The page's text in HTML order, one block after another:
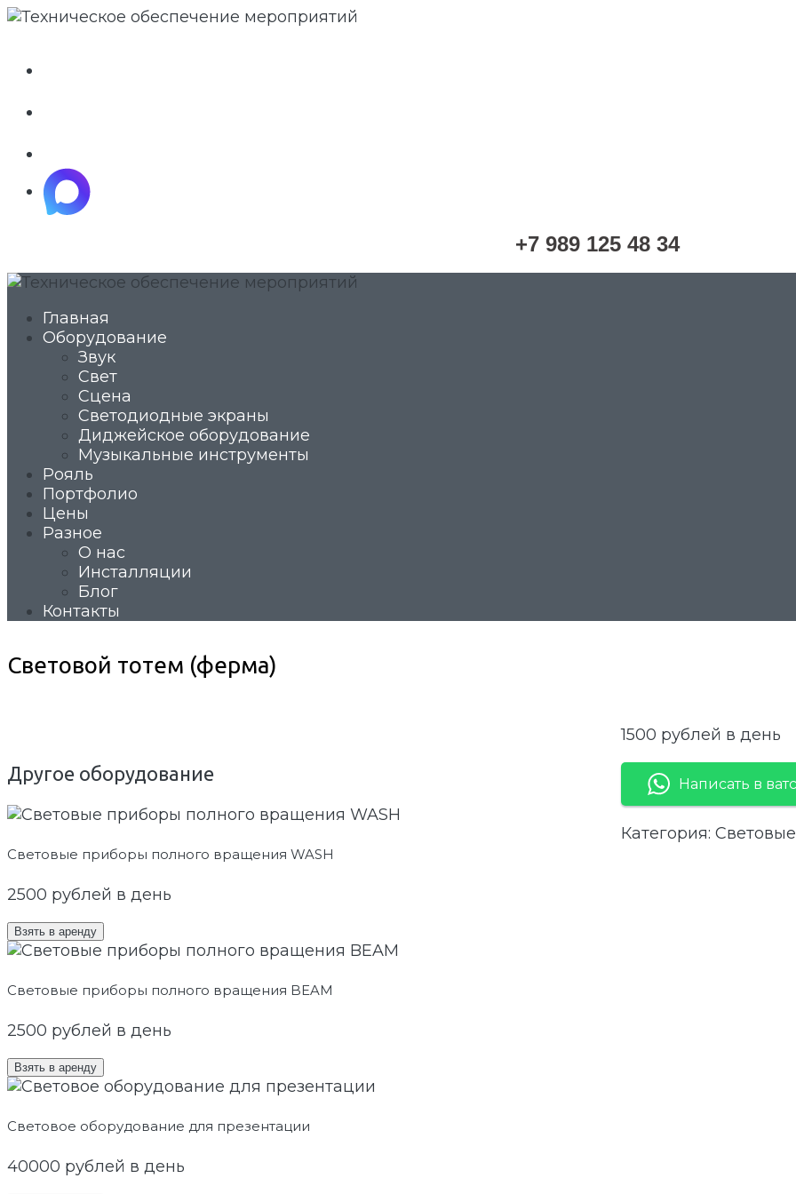
maximize
+7 989 125 48 34
Главная
Оборудование
Звук
Свет
Сцена
Светодиодные экраны
Диджейское оборудование
Музыкальные инструменты
Рояль
Портфолио
Цены
Разное
О нас
Инсталляции
Блог
Контакты
Световой тотем (ферма)
1500 рублей в день
Написать в
Категория:
Другое оборудование
Световые приборы полного вращения WASH
2500 рублей в день
Взять в аренду
Световые приборы полного вращения BEAM
2500 рублей в день
Взять в аренду
Световое оборудование для презентации
40000 рублей в день